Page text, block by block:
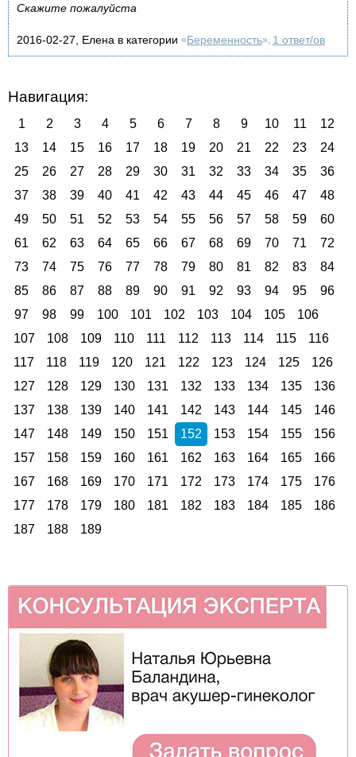
Скажите пожалуйста
2016-02-27, Елена в категории «Беременность», 1 ответ/ов
Навигация:
1 2 3 4 5 6 7 8 9 10 11
12
13
14 15 16 17 18 19 20 21 22 23
24
25
26 27 28 29 30 31 32 33 34 35
36
37
38 39 40 41 42 43 44 45 46 47
48
49
50 51 52 53 54 55 56 57 58 59
60
61
62 63 64 65 66 67 68 69 70 71
72
73
74 75 76 77 78 79 80 81 82 83
84
85
86 87 88 89 90 91 92 93 94 95
96
97
98 99 100 101 102 103 104 105
106
107
108 109 110 111 112 113 114 115
116
117
118 119 120 121 122 123 124 125
126
127
128 129 130 131 132 133 134 135
136
137
138 139 140 141 142 143 144 145
146
147
148 149 150 151 152 153 154 155
156
157
158 159 160 161 162 163 164 165
166
167
168 169 170 171 172 173 174 175
176
177
178 179 180 181 182 183 184 185
186
187
188 189